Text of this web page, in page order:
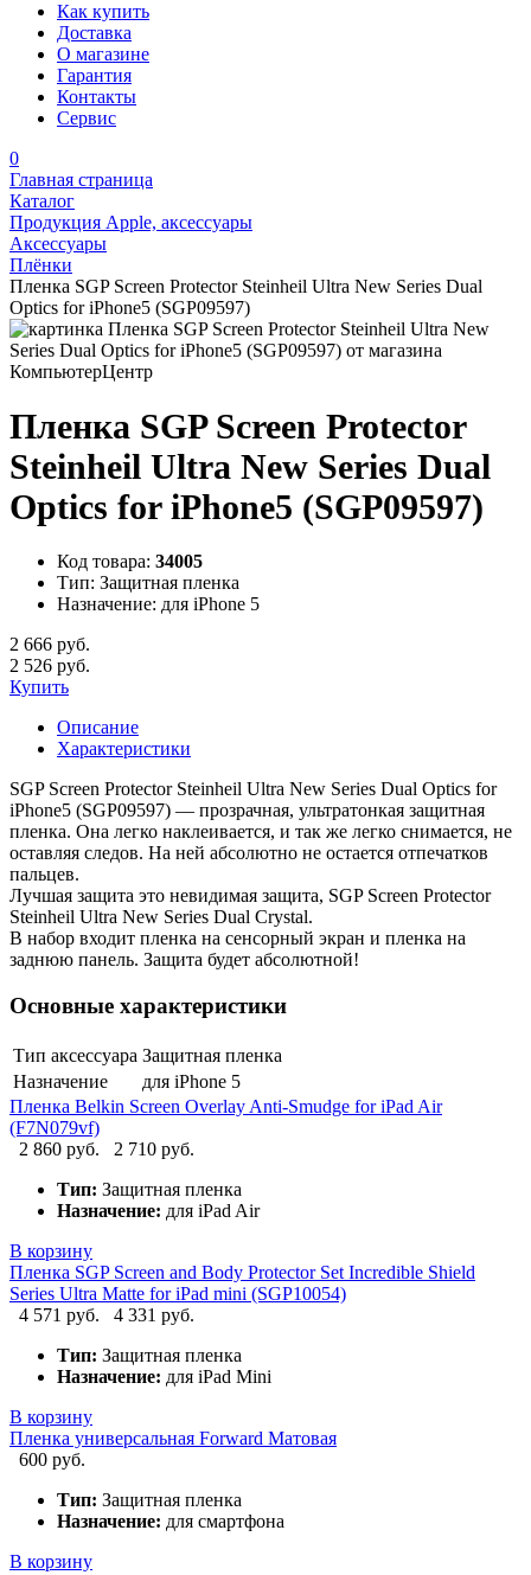
Как купить
Доставка
О магазине
Гарантия
Контакты
Сервис
0
Главная страница
Каталог
Продукция Apple, аксессуары
Аксессуары
Плёнки
Пленка SGP Screen Protector Steinheil Ultra New Series Dual
Optics for iPhone5 (SGP09597)
Пленка SGP Screen Protector
Steinheil Ultra New Series Dual
Optics for iPhone5 (SGP09597)
Код товара: 34005
Тип: Защитная пленка
Назначение: для iPhone 5
2 666 руб.
2 526 руб.
Купить
Описание
Характеристики
SGP Screen Protector Steinheil Ultra New Series Dual Optics for
iPhone5 (SGP09597) — прозрачная, ультратонкая защитная
пленка. Она легко наклеивается, и так же легко снимается, не
оставляя следов. На ней абсолютно не остается отпечатков
пальцев.
Лучшая защита это невидимая защита, SGP Screen Protector
Steinheil Ultra New Series Dual Crystal.
В набор входит пленка на сенсорный экран и пленка на
заднюю панель. Защита будет абсолютной!
Основные характеристики
Тип аксессуара Защитная пленка
Назначение
для iPhone 5
Пленка Belkin Screen Overlay Anti-Smudge for iPad Air
(F7N079vf)
2 860 руб.
2 710 руб.
Тип: Защитная пленка
Назначение: для iPad Air
В корзину
Пленка SGP Screen and Body Protector Set Incredible Shield
Series Ultra Matte for iPad mini (SGP10054)
4 571 руб.
4 331 руб.
Тип: Защитная пленка
Назначение: для iPad Mini
В корзину
Пленка универсальная Forward Матовая
600 руб.
Тип: Защитная пленка
Назначение: для смартфона
В корзину